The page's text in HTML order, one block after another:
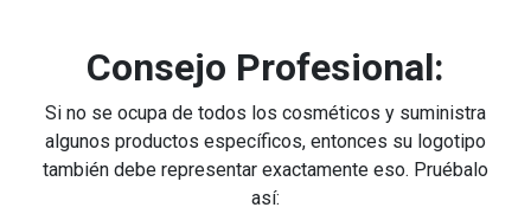
Consejo Profesional:
Si no se ocupa de todos los cosméticos y suministra
algunos productos específicos, entonces su logotipo
también debe representar exactamente eso. Pruébalo
así: